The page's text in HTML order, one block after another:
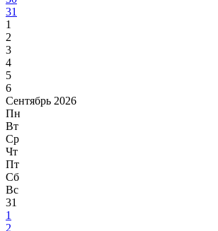
31
1
2
3
4
5
6
Сентябрь 2026
Пн
Вт
Ср
Чт
Пт
Сб
Вс
31
1
2